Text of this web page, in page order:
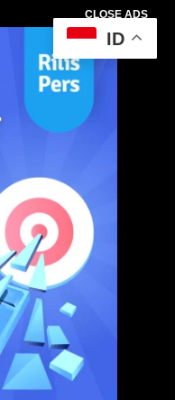
CLOSE ADS
ID